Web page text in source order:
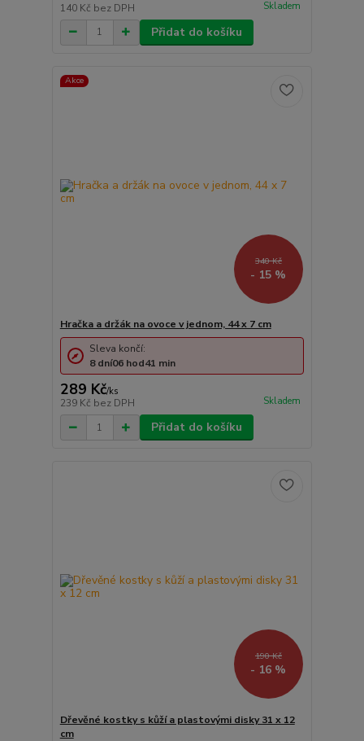
140 Kč bez DPH Skladem
Přidat do košíku
Akce
340 Kč
- 15 %
Hračka a držák na ovoce v jednom, 44 x 7 cm
289 Kč/ks
239 Kč bez DPH Skladem
Sleva končí:
8 dní06 hod41 min
Přidat do košíku
190 Kč
- 16 %
Dřevěné kostky s kůží a plastovými disky 31 x 12
cm